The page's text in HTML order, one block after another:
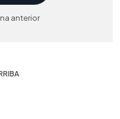
anterior